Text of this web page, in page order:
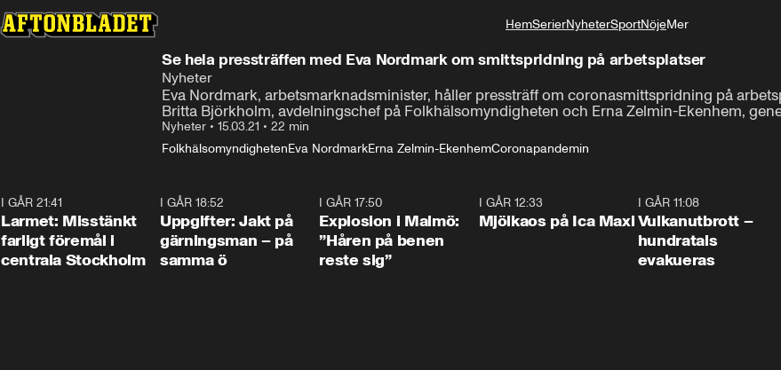
HemSerierNyheterSportNöjeMer
Livsstil
Se hela pressträffen med Eva Nordmark om smittspridning på arbetsplatser
Nyheter
Eva Nordmark, arbetsmarknadsminister, håller pressträff om coronasmittspridning på
Britta Björkholm, avdelningschef på Folkhälsomyndigheten och Erna Zelmin-Ekenhem,
Nyheter • 15.03.21 • 22 min
FolkhälsomyndighetenEva NordmarkErna Zelmin-EkenhemCoronapandemin
I GÅR 21:41
Larmet: Misstänkt
farligt föremål i
centrala Stockholm
I GÅR 18:52
Uppgifter: Jakt på
gärningsman – på
samma ö
I GÅR 17:50
Explosion i Malmö:
”Håren på benen
reste sig”
I GÅR 12:33
Mjölkaos på Ica Maxi
I GÅR 11:08
Vulkanutbrott –
hundratals
evakueras